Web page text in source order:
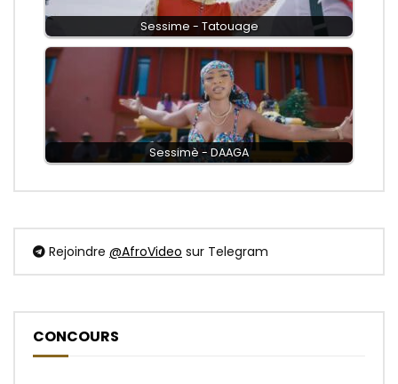
Sessime - Tatouage
Sessimè - DAAGA
Rejoindre @AfroVideo sur Telegram
CONCOURS